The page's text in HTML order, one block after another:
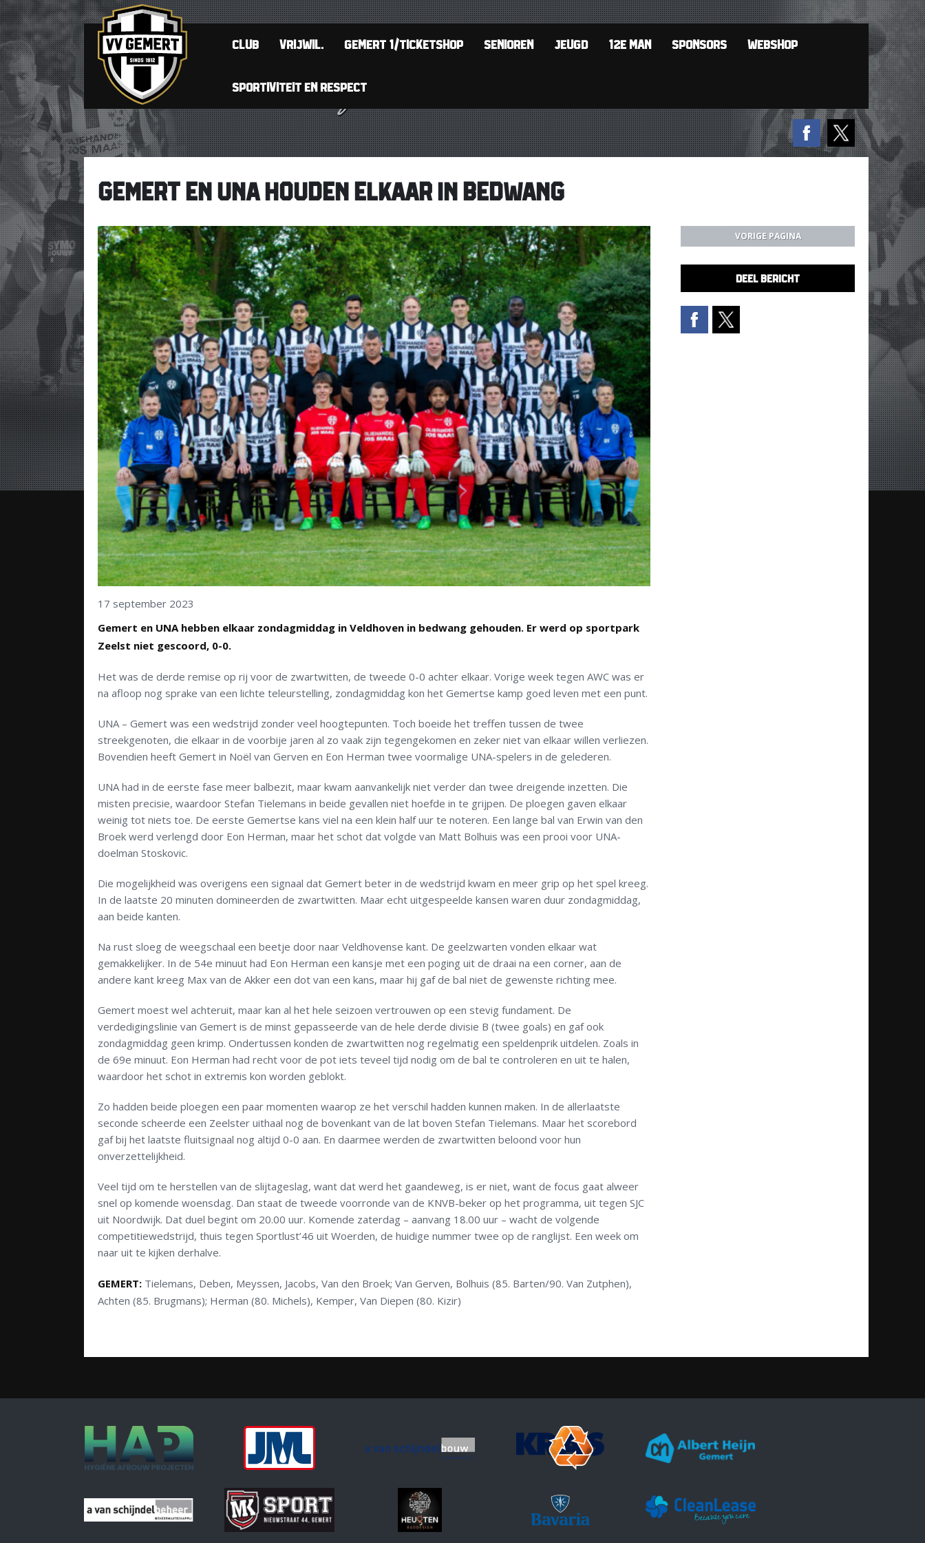
CLUB VRIJWIL. GEMERT 1/TICKETSHOP SENIOREN JEUGD 12E MAN SPONSORS WEBSHOP
SPORTIVITEIT EN RESPECT
GEMERT EN UNA HOUDEN ELKAAR IN BEDWANG
17 september 2023
Gemert en UNA hebben elkaar zondagmiddag in Veldhoven in bedwang gehouden. Er werd op sportpark
Zeelst niet gescoord, 0-0.
Het was de derde remise op rij voor de zwartwitten, de tweede 0-0 achter elkaar. Vorige week tegen AWC was er
na afloop nog sprake van een lichte teleurstelling, zondagmiddag kon het Gemertse kamp goed leven met een punt.
UNA – Gemert was een wedstrijd zonder veel hoogtepunten. Toch boeide het treffen tussen de twee
streekgenoten, die elkaar in de voorbije jaren al zo vaak zijn tegengekomen en zeker niet van elkaar willen verliezen.
Bovendien heeft Gemert in Noël van Gerven en Eon Herman twee voormalige UNA-spelers in de gelederen.
UNA had in de eerste fase meer balbezit, maar kwam aanvankelijk niet verder dan twee dreigende inzetten. Die
misten precisie, waardoor Stefan Tielemans in beide gevallen niet hoefde in te grijpen. De ploegen gaven elkaar
weinig tot niets toe. De eerste Gemertse kans viel na een klein half uur te noteren. Een lange bal van Erwin van den
Broek werd verlengd door Eon Herman, maar het schot dat volgde van Matt Bolhuis was een prooi voor UNA-
doelman Stoskovic.
Die mogelijkheid was overigens een signaal dat Gemert beter in de wedstrijd kwam en meer grip op het spel kreeg.
In de laatste 20 minuten domineerden de zwartwitten. Maar echt uitgespeelde kansen waren duur zondagmiddag,
aan beide kanten.
Na rust sloeg de weegschaal een beetje door naar Veldhovense kant. De geelzwarten vonden elkaar wat
gemakkelijker. In de 54e minuut had Eon Herman een kansje met een poging uit de draai na een corner, aan de
andere kant kreeg Max van de Akker een dot van een kans, maar hij gaf de bal niet de gewenste richting mee.
Gemert moest wel achteruit, maar kan al het hele seizoen vertrouwen op een stevig fundament. De
verdedigingslinie van Gemert is de minst gepasseerde van de hele derde divisie B (twee goals) en gaf ook
zondagmiddag geen krimp. Ondertussen konden de zwartwitten nog regelmatig een speldenprik uitdelen. Zoals in
de 69e minuut. Eon Herman had recht voor de pot iets teveel tijd nodig om de bal te controleren en uit te halen,
waardoor het schot in extremis kon worden geblokt.
Zo hadden beide ploegen een paar momenten waarop ze het verschil hadden kunnen maken. In de allerlaatste
seconde scheerde een Zeelster uithaal nog de bovenkant van de lat boven Stefan Tielemans. Maar het scorebord
gaf bij het laatste fluitsignaal nog altijd 0-0 aan. En daarmee werden de zwartwitten beloond voor hun
onverzettelijkheid.
Veel tijd om te herstellen van de slijtageslag, want dat werd het gaandeweg, is er niet, want de focus gaat alweer
snel op komende woensdag. Dan staat de tweede voorronde van de KNVB-beker op het programma, uit tegen SJC
uit Noordwijk. Dat duel begint om 20.00 uur. Komende zaterdag – aanvang 18.00 uur – wacht de volgende
competitiewedstrijd, thuis tegen Sportlust’46 uit Woerden, de huidige nummer twee op de ranglijst. Een week om
naar uit te kijken derhalve.
GEMERT: Tielemans, Deben, Meyssen, Jacobs, Van den Broek; Van Gerven, Bolhuis (85. Barten/90. Van Zutphen),
Achten (85. Brugmans); Herman (80. Michels), Kemper, Van Diepen (80. Kizir)
VORIGE PAGINA
DEEL BERICHT